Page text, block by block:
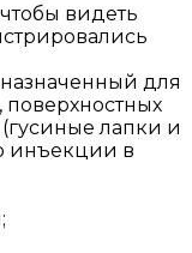
чтобы видеть
для
лапки и
инъекции в